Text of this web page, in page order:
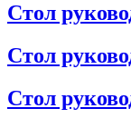
Стол
Стол
Стол